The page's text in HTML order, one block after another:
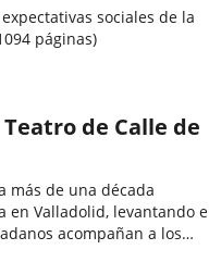
sociales de la
páginas)
de Calle de
más de una década
en Valladolid, levantando
acompañan a los